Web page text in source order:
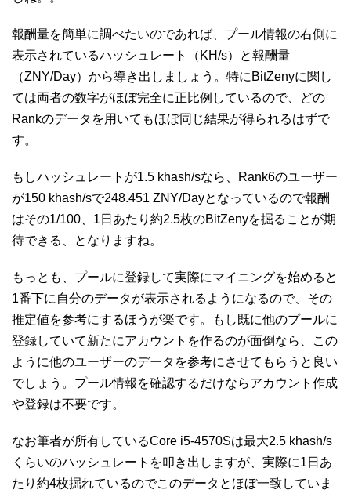
報酬量を簡単に調べたいのであれば、プール情報の右側に
表示されているハッシュレート（KH/s）と報酬量
（ZNY/Day）から導き出しましょう。特にBitZenyに関し
ては両者の数字がほぼ完全に正比例しているので、どの
Rankのデータを用いてもほぼ同じ結果が得られるはずで
す。
もしハッシュレートが1.5 khash/sなら、Rank6のユーザー
が150 khash/sで248.451 ZNY/Dayとなっているので報酬
はその1/100、1日あたり約2.5枚のBitZenyを掘ることが期
待できる、となりますね。
もっとも、プールに登録して実際にマイニングを始めると
1番下に自分のデータが表示されるようになるので、その
推定値を参考にするほうが楽です。もし既に他のプールに
登録していて新たにアカウントを作るのが面倒なら、この
ように他のユーザーのデータを参考にさせてもらうと良い
でしょう。プール情報を確認するだけならアカウント作成
や登録は不要です。
なお筆者が所有しているCore i5-4570Sは最大2.5 khash/s
くらいのハッシュレートを叩き出しますが、実際に1日あ
たり約4枚掘れているのでこのデータとほぼ一致していま